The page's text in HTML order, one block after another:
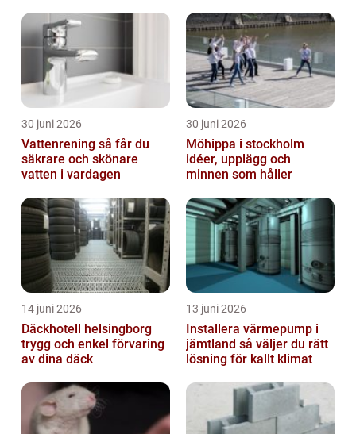
30 juni 2026
Vattenrening så får du
säkrare och skönare
vatten i vardagen
30 juni 2026
Möhippa i stockholm
idéer, upplägg och
minnen som håller
14 juni 2026
Däckhotell helsingborg
trygg och enkel förvaring
av dina däck
13 juni 2026
Installera värmepump i
jämtland så väljer du rätt
lösning för kallt klimat